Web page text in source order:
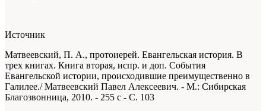
Источник
Матвеевский, П. А., протоиерей. Евангельская история. В
трех книгах. Книга вторая, испр. и доп. События
Евангельской истории, происходившие преимущественно в
Галилее./ Матвеевский Павел Алексеевич. - М.: Сибирская
Благозвонница, 2010. - 255 с - С. 103